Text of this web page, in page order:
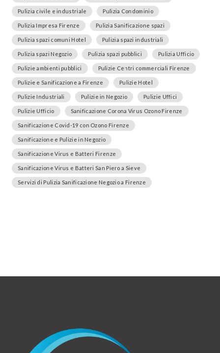
Pulizia civile e industriale Pulizia Condominio
Pulizia Impresa Firenze Pulizia Sanificazione spazi
Pulizia spazi comuni Hotel Pulizia spazi industriali
Pulizia spazi Negozio Pulizia spazi pubblici Pulizia Ufficio
Pulizie ambienti pubblici Pulizie Centri commerciali Firenze
Pulizie e Sanificazione a Firenze Pulizie Hotel
Pulizie Industriali Pulizie in Negozio Pulizie Uffici
Pulizie Ufficio Sanificazione Corona Virus Ozono Firenze
Sanificazione Covid-19 con Ozono Firenze
Sanificazione e Pulizie in Negozio
Sanificazione Virus e Batteri Firenze
Sanificazione Virus e Batteri San Piero a Sieve
Servizi di Pulizia Sanificazione Negozio a Firenze